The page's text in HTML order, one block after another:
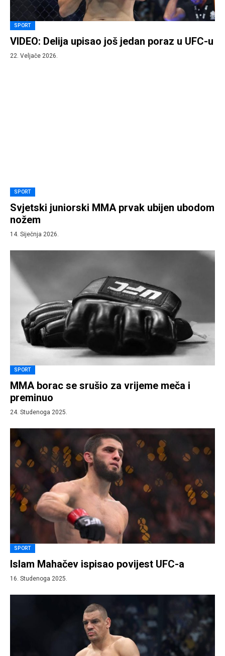
SPORT
VIDEO: Delija upisao još jedan poraz u UFC-u
22. Veljače 2026.
SPORT
Svjetski juniorski MMA prvak ubijen ubodom
nožem
14. Siječnja 2026.
SPORT
MMA borac se srušio za vrijeme meča i
preminuo
24. Studenoga 2025.
SPORT
Islam Mahačev ispisao povijest UFC-a
16. Studenoga 2025.